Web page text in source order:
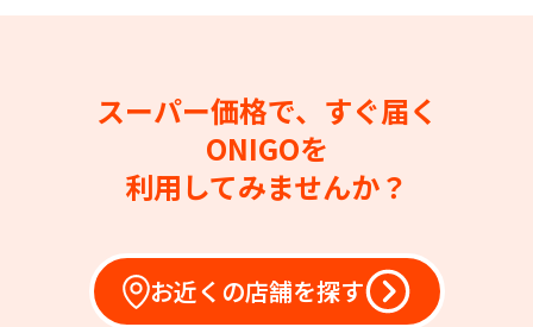
スーパー価格で、すぐ届く
ONIGOを
利用してみませんか？
お近くの店舗を探す